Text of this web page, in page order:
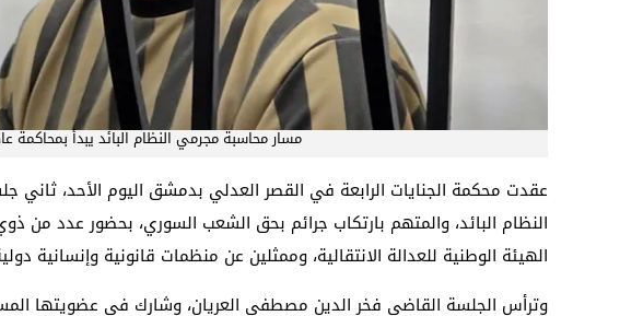
مسار محاسبة مجرمي النظام البائد يبدأ بمحاكمة
عقدت محكمة الجنايات الرابعة في القصر العدلي بدمشق اليوم الأحد، ثاني
النظام البائد، والمتهم بارتكاب جرائم بحق الشعب السوري، بحضور عدد من
الهيئة الوطنية للعدالة الانتقالية، وممثلين عن منظمات قانونية وإنسانية
وترأس الجلسة القاضي فخر الدين مصطفى العريان، وشارك في عضويتها